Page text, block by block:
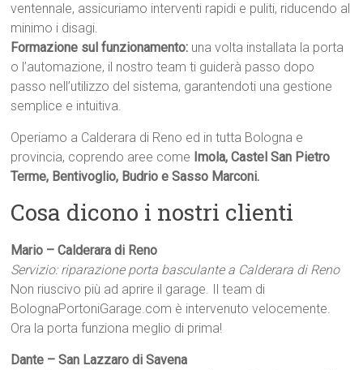
ventennale, assicuriamo interventi rapidi e puliti, riducendo al
minimo i disagi.
Formazione sul funzionamento: una volta installata la porta
o l’automazione, il nostro team ti guiderà passo dopo
passo nell’utilizzo del sistema, garantendoti una gestione
semplice e intuitiva.
Operiamo a Calderara di Reno ed in tutta Bologna e
provincia, coprendo aree come Imola, Castel San Pietro
Terme, Bentivoglio, Budrio e Sasso Marconi.
Cosa dicono i nostri clienti
Mario – Calderara di Reno
Servizio: riparazione porta basculante a Calderara di Reno
Non riuscivo più ad aprire il garage. Il team di
BolognaPortoniGarage.com è intervenuto velocemente.
Ora la porta funziona meglio di prima!
Dante – San Lazzaro di Savena